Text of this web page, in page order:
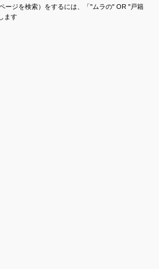
ージを検索）をするには、「"ムラの" OR "戸籍
ます